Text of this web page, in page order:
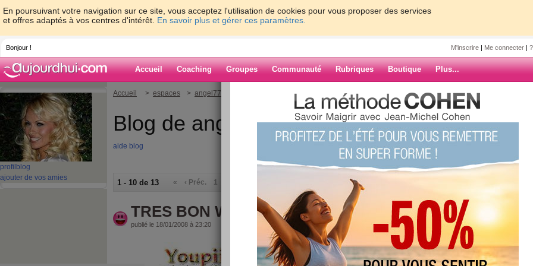
En poursuivant votre navigation sur ce site, vous acceptez l'utilisation de cookies pour vous proposer des services
et offres adaptés à vos centres d'intérêt. En savoir plus et gérer ces paramètres.
Bonjour ! M'inscrire | Me connecter |
Accueil Coaching Groupes Communauté Rubriques Boutique Plus...
profil blog
ajouter de vos amies
Accueil > espaces > angel77450
Blog de angel77450
aide blog
1 - 10 de 13 « ‹ Préc. 1
TRES BON WEEK-END
publié le 18/01/2008 à 23:20
ARCHIVES